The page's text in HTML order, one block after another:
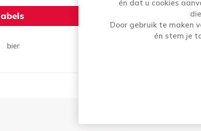
bier
én dat u cookies
Door gebruik te maken
én stem je